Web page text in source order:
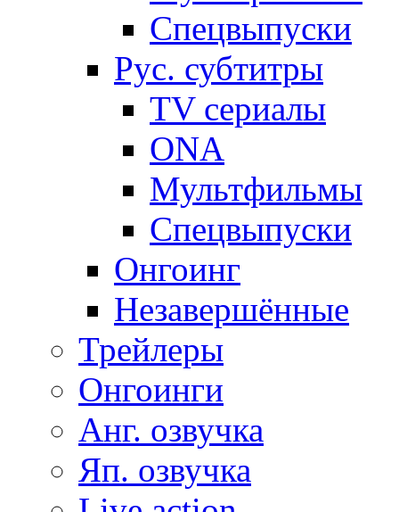
Спецвыпуски
Рус. субтитры
TV сериалы
ONA
Мультфильмы
Спецвыпуски
Онгоинг
Незавершённые
Трейлеры
Онгоинги
Анг. озвучка
Яп. озвучка